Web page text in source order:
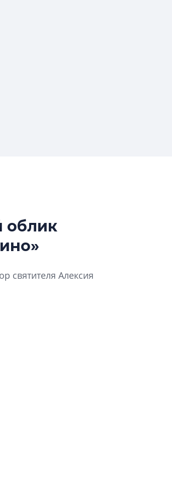
облик
святителя Алексия
Усадьба Торосово — антидот
эпохи фальш-панелей